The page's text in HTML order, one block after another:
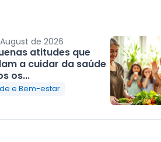
de 2026
atitudes que
a cuidar da saúde
os...
e Bem-estar